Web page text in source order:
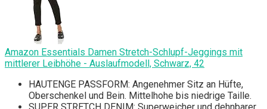
Amazon Essentials Damen Stretch-Schlupf-Jeggings mit
mittlerer Leibhöhe - Auslaufmodell, Schwarz, 42
HAUTENGE PASSFORM: Angenehmer Sitz an Hüfte,
Oberschenkel und Bein. Mittelhohe bis niedrige Taille.